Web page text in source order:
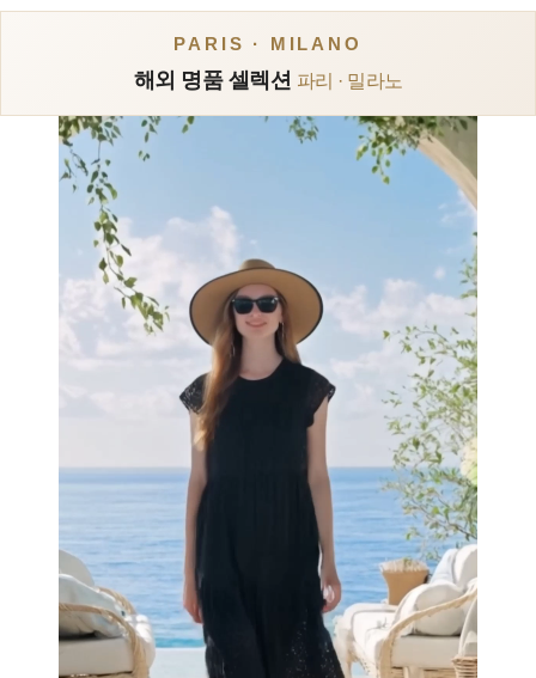
PARIS · MILANO
해외 명품 셀렉션 파리 · 밀라노